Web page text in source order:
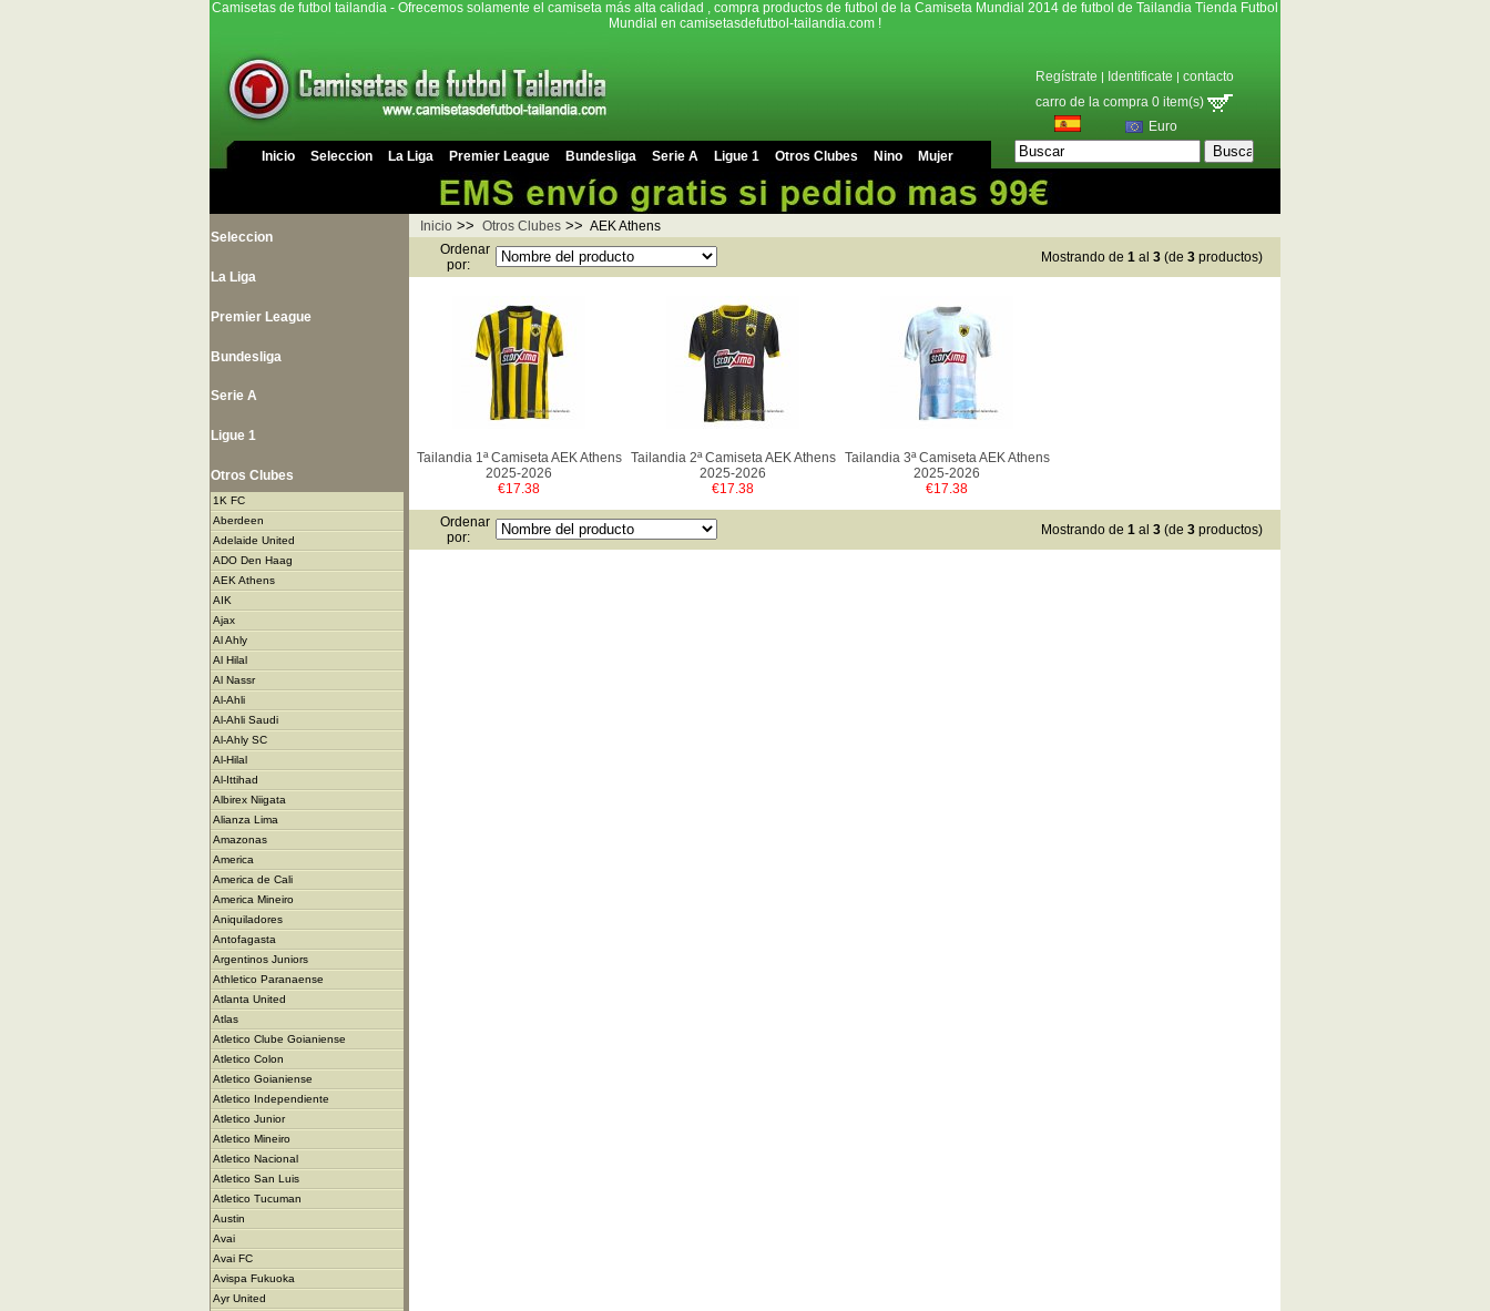
Camisetas de futbol tailandia - Ofrecemos solamente el camiseta más alta calidad , compra productos de futbol de la Camiseta Mundial 2014 de futbol de Tailandia Tienda Futbol
Mundial en camisetasdefutbol-tailandia.com !
Inicio Seleccion La Liga Premier League Bundesliga Serie A Ligue 1 Otros Clubes Nino Mujer
Regístrate | Identificate | contacto
carro de la compra 0 item(s)
Euro
Seleccion
La Liga
Premier League
Bundesliga
Serie A
Ligue 1
Otros Clubes
1K FC
Aberdeen
Adelaide United
ADO Den Haag
AEK Athens
AIK
Ajax
Al Ahly
Al Hilal
Al Nassr
Al-Ahli
Al-Ahli Saudi
Al-Ahly SC
Al-Hilal
Al-Ittihad
Albirex Niigata
Alianza Lima
Amazonas
America
America de Cali
America Mineiro
Aniquiladores
Antofagasta
Argentinos Juniors
Athletico Paranaense
Atlanta United
Atlas
Atletico Clube Goianiense
Atletico Colon
Atletico Goianiense
Atletico Independiente
Atletico Junior
Atletico Mineiro
Atletico Nacional
Atletico San Luis
Atletico Tucuman
Austin
Avai
Avai FC
Avispa Fukuoka
Ayr United
Inicio >> Otros Clubes >> AEK Athens
Ordenar
por:
Mostrando de 1 al 3 (de 3 productos)
Tailandia 1ª Camiseta AEK Athens
2025-2026
€17.38
Tailandia 2ª Camiseta AEK Athens
2025-2026
€17.38
Tailandia 3ª Camiseta AEK Athens
2025-2026
€17.38
Ordenar
por:
Mostrando de 1 al 3 (de 3 productos)